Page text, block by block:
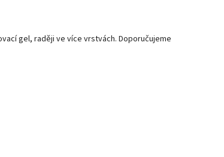
gel, raději ve více vrstvách. Doporučujeme